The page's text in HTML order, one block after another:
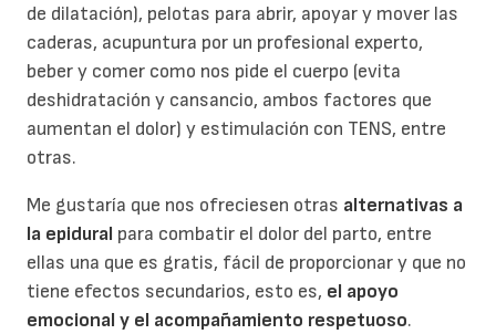
de dilatación), pelotas para abrir, apoyar y mover las
caderas, acupuntura por un profesional experto,
beber y comer como nos pide el cuerpo (evita
deshidratación y cansancio, ambos factores que
aumentan el dolor) y estimulación con TENS, entre
otras.
Me gustaría que nos ofreciesen otras alternativas a
la epidural para combatir el dolor del parto, entre
ellas una que es gratis, fácil de proporcionar y que no
tiene efectos secundarios, esto es, el apoyo
emocional y el acompañamiento respetuoso.